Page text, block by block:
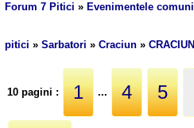
Forum 7 Pitici » Evenimentele
pitici »Sarbatori »Craciun »
10 pagini : 1 ... 4 5